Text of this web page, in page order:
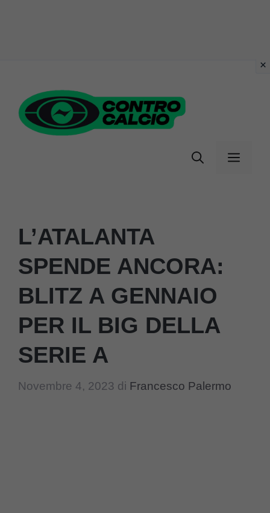
contenuto
Menu
L’ATALANTA
SPENDE ANCORA:
BLITZ A GENNAIO
PER IL BIG DELLA
SERIE A
Novembre 4, 2023 di Francesco Palermo